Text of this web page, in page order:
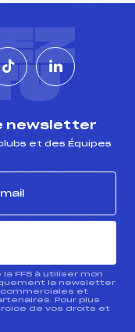
newsletter
et des Équipes
FFS à utiliser mon
la newsletter
commerciales et
Pour plus
de vos droits et